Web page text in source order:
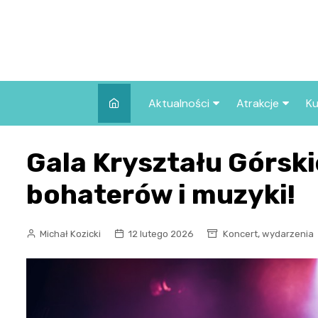
Aktualności
Wszystkie wpisy
Atrakcje
we Wrocławiu
Co warto
Wrocławiu?
Gala Kryształu
bohaterów i muzyki!
Michał Kozicki 12 lutego 2026 Koncert, wydarzenia